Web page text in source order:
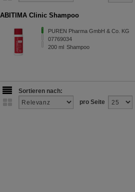
ABITIMA Clinic Shampoo
PUREN Pharma GmbH & Co. KG
07769034
200 ml Shampoo
Sortieren nach:
pro Seite